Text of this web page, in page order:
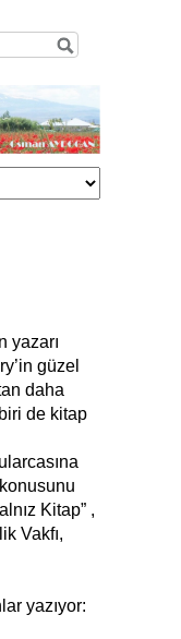
yazarı
güzel
daha
de kitap
konusunu
Kitap” ,
Vakfı,
yazıyor: